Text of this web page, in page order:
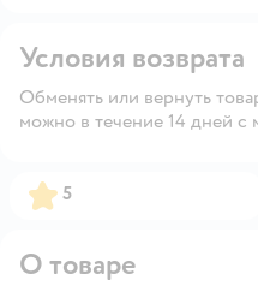
Условия возврата
Обменять или вернуть
можно в течение 14 дней с
Рейтинг:
5
О товаре